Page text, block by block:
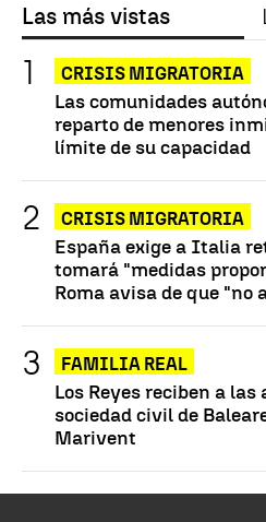
Las más vistas
CRISIS MIGRATORIA
Las comunidades
reparto de menores
límite de su capacidad
CRISIS MIGRATORIA
España exige a Italia
tomará "medidas
Roma avisa de que
FAMILIA REAL
Los Reyes reciben a
sociedad civil de
Marivent